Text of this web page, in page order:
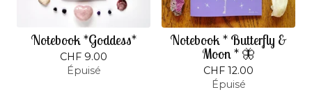
Notebook *Goddess*
CHF 9.00
Épuisé
Notebook * Butterfly &
Moon * 🦋
CHF 12.00
Épuisé